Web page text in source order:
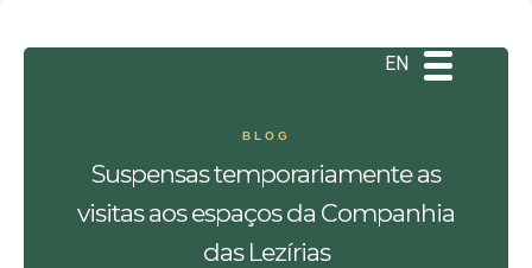
EN
BLOG
Suspensas temporariamente as
visitas aos espaços da Companhia
das Lezírias